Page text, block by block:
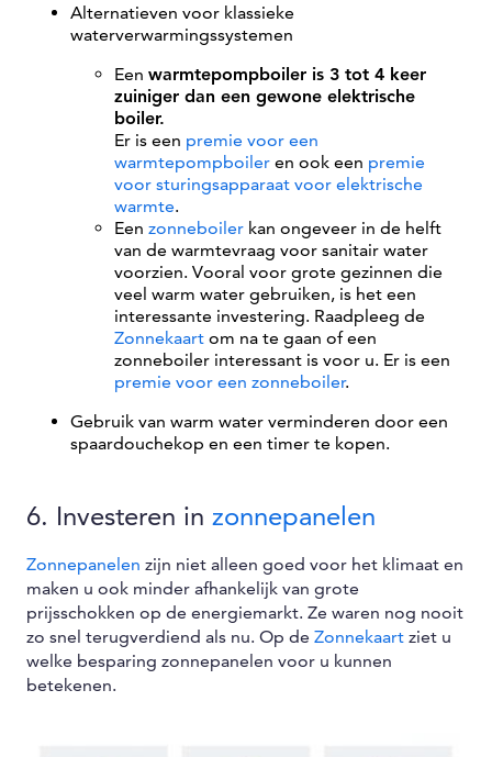
Alternatieven voor klassieke
waterverwarmingssystemen
Een warmtepompboiler is 3 tot 4 keer
zuiniger dan een gewone elektrische
boiler.
Er is een premie voor een
warmtepompboiler en ook een premie
voor sturingsapparaat voor elektrische
warmte.
Een zonneboiler kan ongeveer in de helft
van de warmtevraag voor sanitair water
voorzien. Vooral voor grote gezinnen die
veel warm water gebruiken, is het een
interessante investering. Raadpleeg de
Zonnekaart om na te gaan of een
zonneboiler interessant is voor u. Er is een
premie voor een zonneboiler.
Gebruik van warm water verminderen door een
spaardouchekop en een timer te kopen.
6. Investeren in zonnepanelen
Zonnepanelen zijn niet alleen goed voor het klimaat en
maken u ook minder afhankelijk van grote
prijsschokken op de energiemarkt. Ze waren nog nooit
zo snel terugverdiend als nu. Op de Zonnekaart ziet u
welke besparing zonnepanelen voor u kunnen
betekenen.